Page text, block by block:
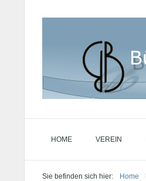
HOME VEREIN
Sie befinden sich hier: Home